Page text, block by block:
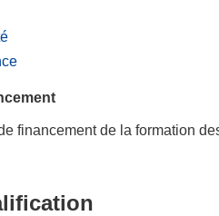
financement de la formation